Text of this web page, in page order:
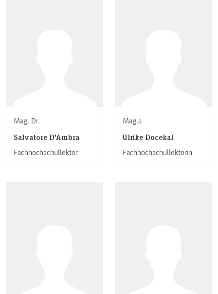
Mag. Dr.
Salvatore D'Ambra
Fachhochschullektor
Mag.a
Ulrike Docekal
Fachhochschullektorin